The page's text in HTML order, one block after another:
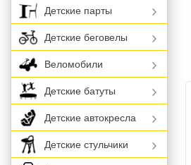
Детские парты
Детские беговелы
Веломобили
Детские батуты
Детские автокресла
Детские стульчики